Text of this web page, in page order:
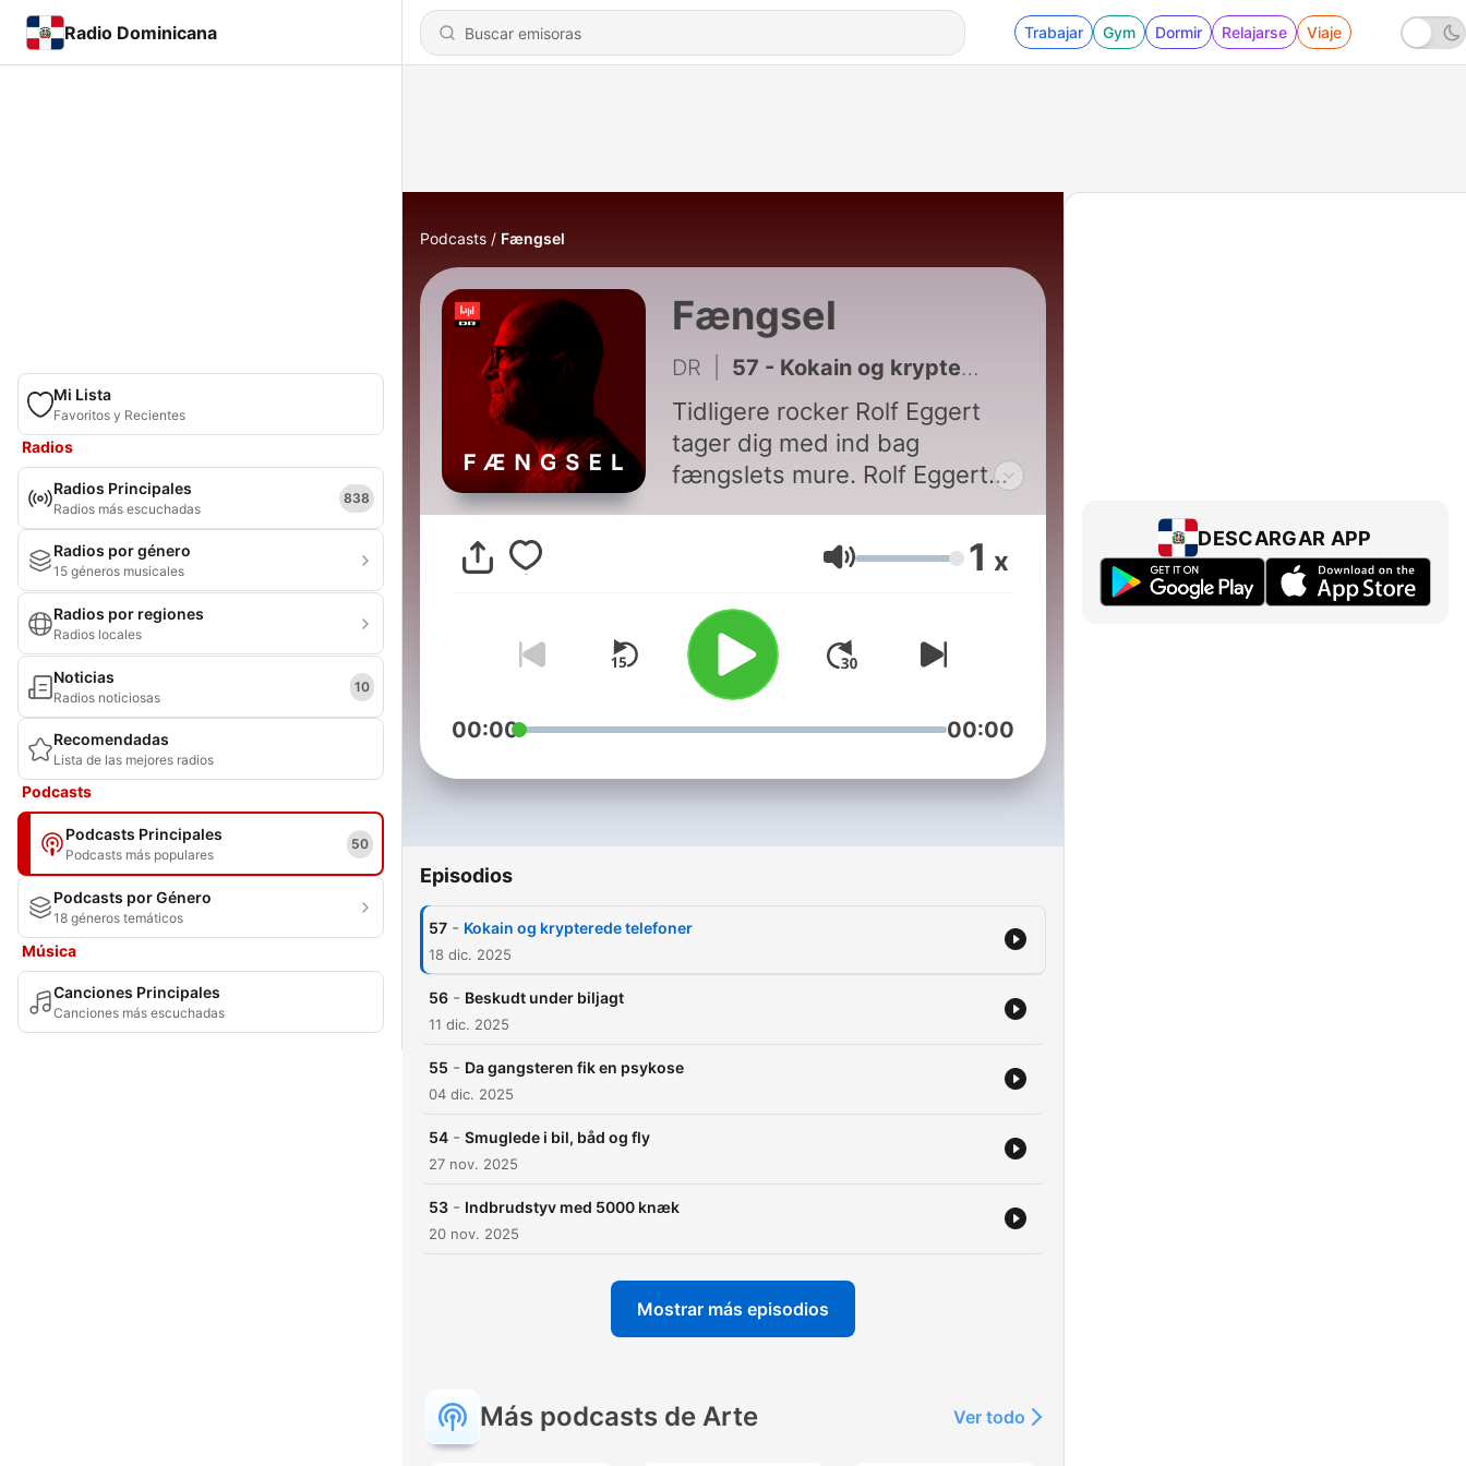
Radio Dominicana Trabajar Gym Dormir Relajarse Viaje
Mi Lista
Favoritos y Recientes
Radios
Radios Principales
Radios más escuchadas
838
Radios por género
15 géneros musicales
Radios por regiones
Radios locales
Noticias
Radios noticiosas
10
Recomendadas
Lista de las mejores radios
Podcasts
Podcasts Principales
Podcasts más populares
50
Podcasts por Género
18 géneros temáticos
Música
Canciones Principales
Canciones más escuchadas
Podcasts Fængsel
Fængsel
DR 57 - Kokain og krypterede telefoner
Tidligere rocker Rolf Eggert
tager dig med ind bag
fængslets mure. Rolf Eggert
historier fra fængslet, når han
taler med nuværende og
anholdelsen, livet bag murene
og vejen videre efter
løsladelsen. Vært: Rolf Eggert.
Tilrettelæggelse: Asta Aaholm,
Mikkel Brygger Mortensen.
Produceret for DR af Beam
Volumen 1 x
00:00 00:00
Episodios
57 - Kokain og krypterede telefoner
18 dic. 2025
56 - Beskudt under biljagt
11 dic. 2025
55 - Da gangsteren fik en psykose
04 dic. 2025
54 - Smuglede i bil, båd og fly
27 nov. 2025
53 - Indbrudstyv med 5000 knæk
20 nov. 2025
Mostrar más episodios
Más podcasts de Arte Ver todo
DESCARGAR APP